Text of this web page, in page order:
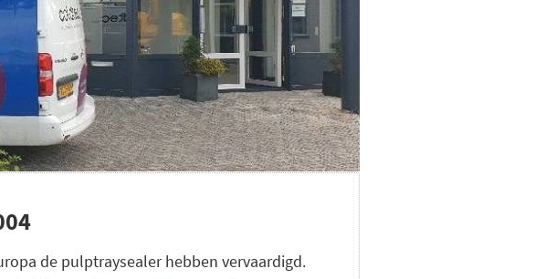
de pulptraysealer hebben vervaardigd.